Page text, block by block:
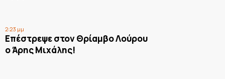
2:23 μμ
Επέστρεψε στον Θρίαμβο Λούρου
ο Άρης Μιχάλης!